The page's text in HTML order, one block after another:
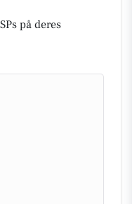
på deres